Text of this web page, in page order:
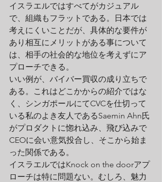
イスラエルではすべてがカジュアル
で、組織もフラットである。日本では
考えにくいことだが、具体的な要件が
あり相互にメリットがある事について
は、相手の社会的な地位を考えずにア
プローチできる。
いい例が、バイバー買収の成り立ちで
ある。これはどこかからの紹介ではな
く、シンガポールにてCVCを仕切って
いる私のよき友人であるSaemin Ahn氏
がプロダクトに惚れ込み、飛び込みで
CEOに会い意気投合し、そこから始ま
った関係である。
イスラエルではKnock on the doorアプ
ローチは特に問題ない。むしろ、魅力